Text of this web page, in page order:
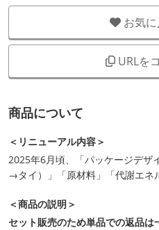
お気
URLを
商品について
＜リニューアル内容＞
2025年6月頃、「パッケージデザ
→タイ）」「原材料」「代謝エネ
＜商品の説明＞
セット販売のため単品での返品